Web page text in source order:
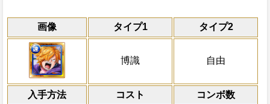
画像 タイプ1 タイプ2
博識 自由
入手方法 コスト コンボ数
通常
限界突破
通常時
敵全体にかかっているダメージ軽減(
を[爆弾]スロットに、下段スロットを[連]
殺発動時一味の体力が50%以下の時また
効果
冒険中1回限り、サポート対象キャラ必殺
にかかっているダメージ軽減状態(は対象
し、サポート対象キャラのスロットを[爆
対象
力
習得する効果
自分は必殺ターン巻き戻しを2ターン
有利スロット扱いになり、同タイプ
力が+70される
通常時
冒険開始時、体力が残り50%の状態にな
イプキャラの攻撃を3.75倍、同属性・同
[連][爆弾][強化爆弾]スロットも有利スロ
Lv上限突破
効果
一味にベガパンク[本体][正][想][知][暴]の
1ターンの間博識と自由タイプキャラの連
倍にする